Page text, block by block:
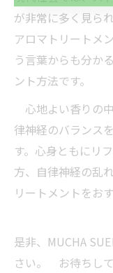
が非常に多く見ら
アロマトリートメ
う言葉からも分か
ント方法です。
心地よい香りの
律神経のバランス
す。心身ともにリ
方、自律神経の乱
リートメントをお
是非、MUCHA
さい。 お待ちして
LINEお友達登はこ